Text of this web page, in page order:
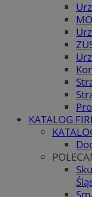
KATALOG